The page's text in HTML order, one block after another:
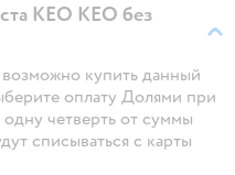
KEO KEO без
купить данный
оплату Долями при
четверть от суммы
списываться с карты